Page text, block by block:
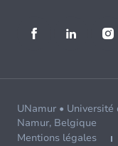
UNamur •
Namur, Belgique
Mentions légales